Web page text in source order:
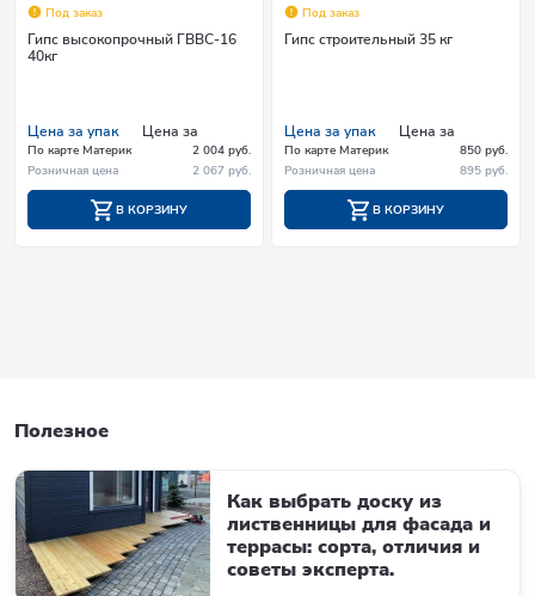
Под заказ
Гипс высокопрочный ГВВС-16
40кг
Цена за упак Цена за
По карте Материк
2 004 руб.
Розничная цена
2 067 руб.
В КОРЗИНУ
Под заказ
Гипс строительный 35 кг
Цена за упак Цена за
По карте Материк
850 руб.
Розничная цена
895 руб.
В КОРЗИНУ
Полезное
Как выбрать доску из
лиственницы для фасада и
террасы: сорта, отличия и
советы эксперта.